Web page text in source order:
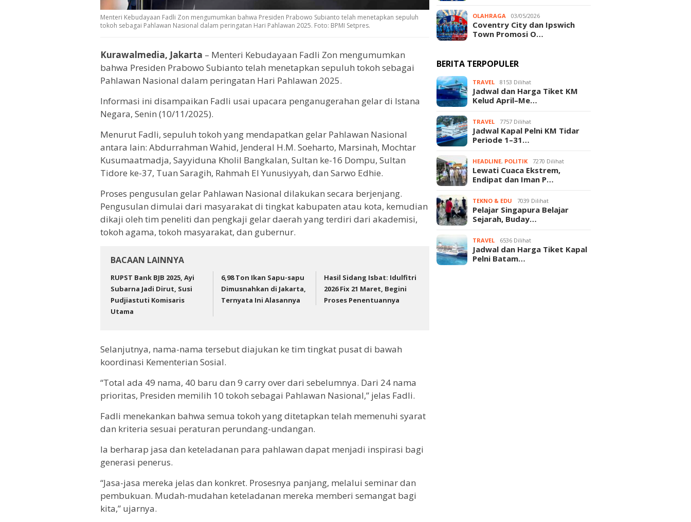
Menteri Kebudayaan Fadli Zon mengumumkan bahwa Presiden Prabowo Subianto telah menetapkan sepuluh
tokoh sebagai Pahlawan Nasional dalam peringatan Hari Pahlawan 2025. Foto: BPMI Setpres.
Kurawalmedia, Jakarta – Menteri Kebudayaan Fadli Zon mengumumkan
bahwa Presiden Prabowo Subianto telah menetapkan sepuluh tokoh sebagai
Pahlawan Nasional dalam peringatan Hari Pahlawan 2025.
Informasi ini disampaikan Fadli usai upacara penganugerahan gelar di Istana
Negara, Senin (10/11/2025).
Menurut Fadli, sepuluh tokoh yang mendapatkan gelar Pahlawan Nasional
antara lain: Abdurrahman Wahid, Jenderal H.M. Soeharto, Marsinah, Mochtar
Kusumaatmadja, Sayyiduna Kholil Bangkalan, Sultan ke-16 Dompu, Sultan
Tidore ke-37, Tuan Saragih, Rahmah El Yunusiyyah, dan Sarwo Edhie.
Proses pengusulan gelar Pahlawan Nasional dilakukan secara berjenjang.
Pengusulan dimulai dari masyarakat di tingkat kabupaten atau kota, kemudian
dikaji oleh tim peneliti dan pengkaji gelar daerah yang terdiri dari akademisi,
tokoh agama, tokoh masyarakat, dan gubernur.
BACAAN LAINNYA
RUPST Bank BJB 2025, Ayi
Subarna Jadi Dirut, Susi
Pudjiastuti Komisaris
Utama
6,98 Ton Ikan Sapu-sapu
Dimusnahkan di Jakarta,
Ternyata Ini Alasannya
Hasil Sidang Isbat: Idulfitri
2026 Fix 21 Maret, Begini
Proses Penentuannya
Selanjutnya, nama-nama tersebut diajukan ke tim tingkat pusat di bawah
koordinasi Kementerian Sosial.
“Total ada 49 nama, 40 baru dan 9 carry over dari sebelumnya. Dari 24 nama
prioritas, Presiden memilih 10 tokoh sebagai Pahlawan Nasional,” jelas Fadli.
Fadli menekankan bahwa semua tokoh yang ditetapkan telah memenuhi syarat
dan kriteria sesuai peraturan perundang-undangan.
Ia berharap jasa dan keteladanan para pahlawan dapat menjadi inspirasi bagi
generasi penerus.
“Jasa-jasa mereka jelas dan konkret. Prosesnya panjang, melalui seminar dan
pembukuan. Mudah-mudahan keteladanan mereka memberi semangat bagi
kita,” ujarnya.
OLAHRAGA 03/05/2026
Coventry City dan Ipswich
Town Promosi O…
BERITA TERPOPULER
TRAVEL 8153 Dilihat
Jadwal dan Harga Tiket KM
Kelud April–Me…
TRAVEL 7757 Dilihat
Jadwal Kapal Pelni KM Tidar
Periode 1–31…
HEADLINE, POLITIK 7270 Dilihat
Lewati Cuaca Ekstrem,
Endipat dan Iman P…
TEKNO & EDU 7039 Dilihat
Pelajar Singapura Belajar
Sejarah, Buday…
TRAVEL 6536 Dilihat
Jadwal dan Harga Tiket Kapal
Pelni Batam…